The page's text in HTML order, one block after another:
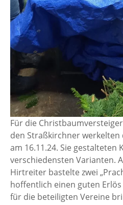
Für die
den Straßkirchner werkelten
am 16.11.24. Sie gestalteten
verschiedensten Varianten.
Hirtreiter bastelte zwei
hoffentlich einen guten
für die beteiligten Vereine